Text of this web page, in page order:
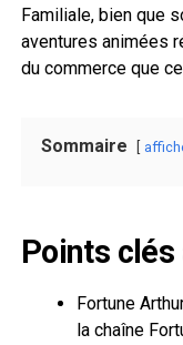
Familiale, bien que
aventures animées
du commerce que
Sommaire
Points
Fortune
la chaîne